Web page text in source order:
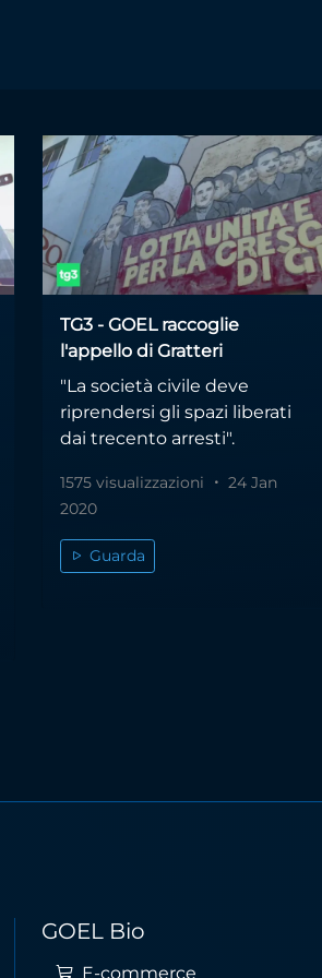
TG3 - GOEL raccoglie
l'appello di Gratteri
"La società civile deve
riprendersi gli spazi liberati
dai trecento arresti".
1575 visualizzazioni
24 Jan
2020
Guarda
GOEL Bio
E-commerce